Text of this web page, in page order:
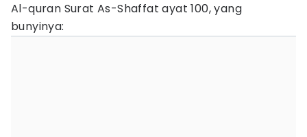
Al-quran Surat As-Shaffat ayat 100, yang
bunyinya: